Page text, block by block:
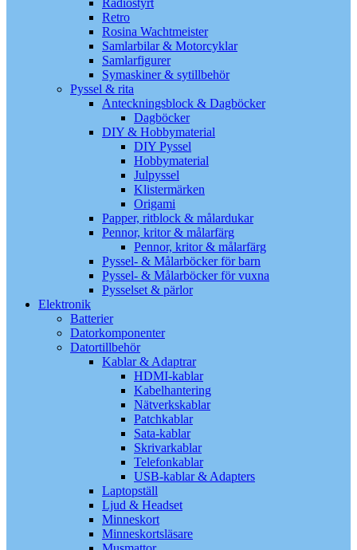
Radiostyrt
Retro
Rosina Wachtmeister
Samlarbilar & Motorcyklar
Samlarfigurer
Symaskiner & sytillbehör
Pyssel & rita
Anteckningsblock & Dagböcker
Dagböcker
DIY & Hobbymaterial
DIY Pyssel
Hobbymaterial
Julpyssel
Klistermärken
Origami
Papper, ritblock & målardukar
Pennor, kritor & målarfärg
Pennor, kritor & målarfärg
Pyssel- & Målarböcker för barn
Pyssel- & Målarböcker för vuxna
Pysselset & pärlor
Elektronik
Batterier
Datorkomponenter
Datortillbehör
Kablar & Adaptrar
HDMI-kablar
Kabelhantering
Nätverkskablar
Patchkablar
Sata-kablar
Skrivarkablar
Telefonkablar
USB-kablar & Adapters
Laptopställ
Ljud & Headset
Minneskort
Minneskortsläsare